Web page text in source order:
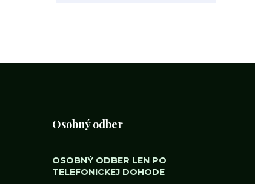
Osobný odber
OSOBNÝ ODBER LEN PO
TELEFONICKEJ DOHODE